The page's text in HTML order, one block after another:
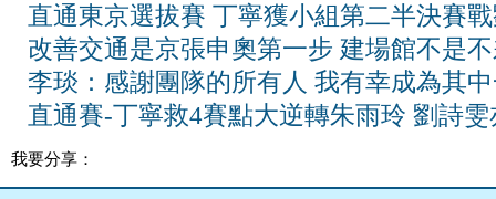
直通東京選拔賽 丁寧獲小組第二半決賽
改善交通是京張申奧第一步 建場館不是
李琰：感謝團隊的所有人 我有幸成為其
直通賽-丁寧救4賽點大逆轉朱雨玲 劉詩
我要分享：